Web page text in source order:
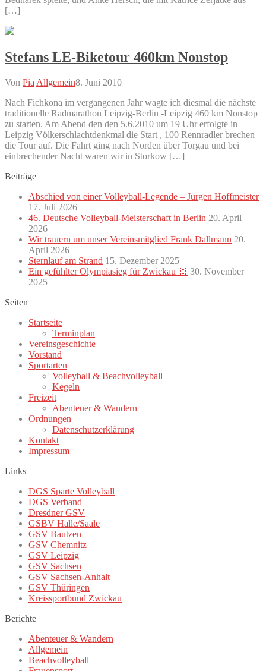
[…]
Stefans LE-Biketour 460km Nonstop
Von Pia Allgemein8. Juni 2010
Nach Fichkona im vergangenen Jahr wagte ich diesmal die nächste
traditionelle Radmarathon Leipzig-Berlin -Leipzig 460 km Nonstop
zu starten. Am Abend den den 5.6.2010 um 19 Uhr erfolgte in
Leipzig Völkerschlachtdenkmal die Start , 100 Rennradler brechen
die Tour auf. Die Fahrt ging nach Norden über Torgau und bei
einbrechender Nacht waren wir in Storkow […]
Beiträge
Abschied von einer Volleyball-Legende – Jürgen Hoffmeister
17. Juli 2026
46. Deutsche Volleyball-Meisterschaft in Berlin 20. April
2026
Wir trauern um unser Vereinsmitglied Frank Dallmann 20.
April 2026
Sternlauf am Strand 15. Dezember 2025
Ein gefühlter Olympiasieg für Zwickau 🥇 30. November
2025
Seiten
Startseite
Terminplan
Vereinsgeschichte
Vorstand
Sportarten
Volleyball & Beachvolleyball
Kegeln
Freizeit
Abenteuer & Wandern
Ordnungen
Datenschutzerklärung
Kontakt
Impressum
Links
DGS Sparte Volleyball
DGS Verband
Dresdner GSV
GSBV Halle/Saale
GSV Bautzen
GSV Chemnitz
GSV Leipzig
GSV Sachsen
GSV Sachsen-Anhalt
GSV Thüringen
Kreissportbund Zwickau
Berichte
Abenteuer & Wandern
Allgemein
Beachvolleyball